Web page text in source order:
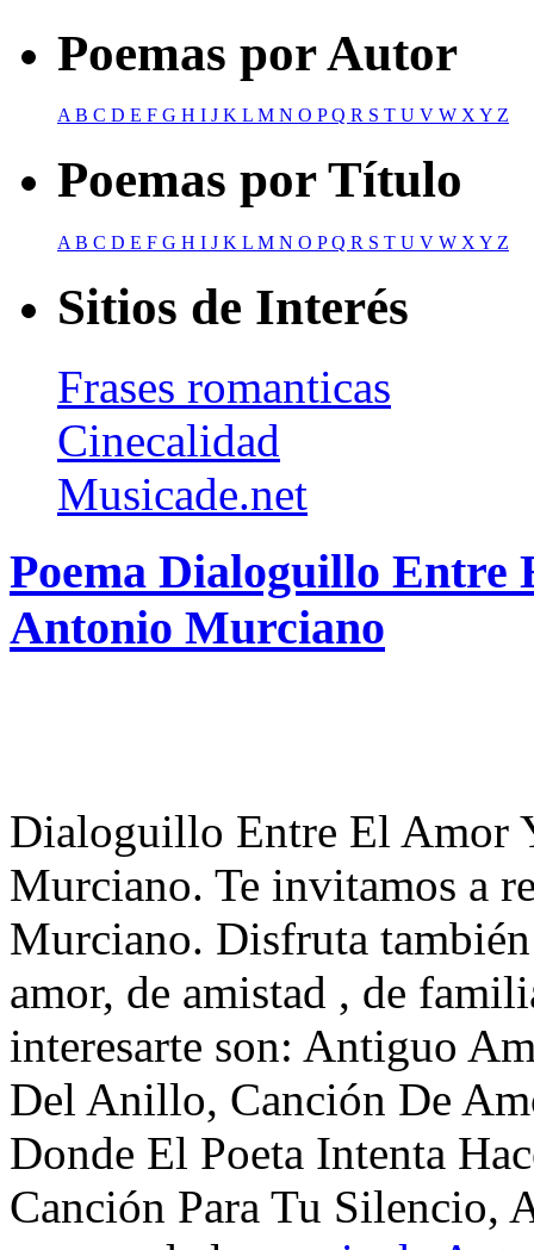
Poemas por Autor
AB C D E F G H I J K L M N O PQ R S T U V W XY Z
Poemas por Título
A B C D E F G H I J K L M N O PQ R S T U V W X Y Z
Sitios de Interés
Frases romanticas
Cinecalidad
Musicade.net
Poema Dialoguillo Entre
Antonio Murciano
Dialoguillo Entre El Amor
Murciano. Te invitamos a
Murciano. Disfruta
amor, de amistad , de
interesarte son: Antiguo
Del Anillo, Canción De
Donde El Poeta Intenta
Canción Para Tu Silencio,